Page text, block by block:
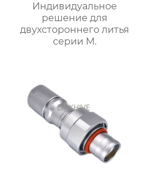
Индивидуальное
решение для
двухстороннего литья
серии M.